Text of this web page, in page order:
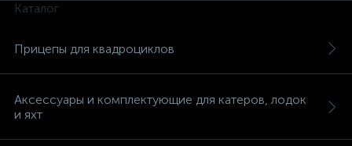
Каталог
Прицепы для квадроциклов
Аксессуары и комплектующие для катеров, лодок
и яхт